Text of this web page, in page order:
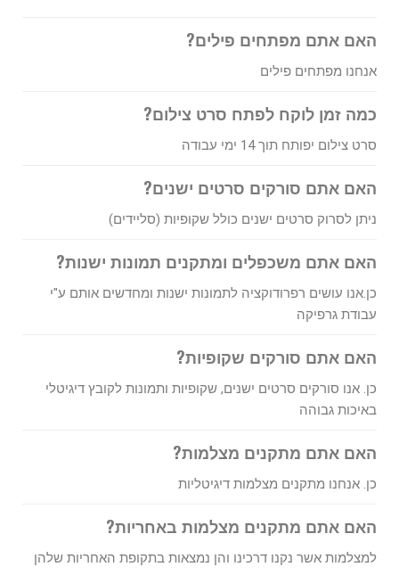
האם אתם מפתחים פילים?
אנחנו מפתחים פילים
כמה זמן לוקח לפתח סרט צילום?
סרט צילום יפותח תוך 14 ימי עבודה
האם אתם סורקים סרטים ישנים?
ניתן לסרוק סרטים ישנים כולל שקופיות (סליידים)
האם אתם משכפלים ומתקנים תמונות ישנות?
כן.אנו עושים רפרודוקציה לתמונות ישנות ומחדשים אותם ע"י
עבודת גרפיקה
האם אתם סורקים שקופיות?
כן. אנו סורקים סרטים ישנים, שקופיות ותמונות לקובץ דיגיטלי
באיכות גבוהה
האם אתם מתקנים מצלמות?
כן. אנחנו מתקנים מצלמות דיגיטליות
האם אתם מתקנים מצלמות באחריות?
למצלמות אשר נקנו דרכינו והן נמצאות בתקופת האחריות שלהן